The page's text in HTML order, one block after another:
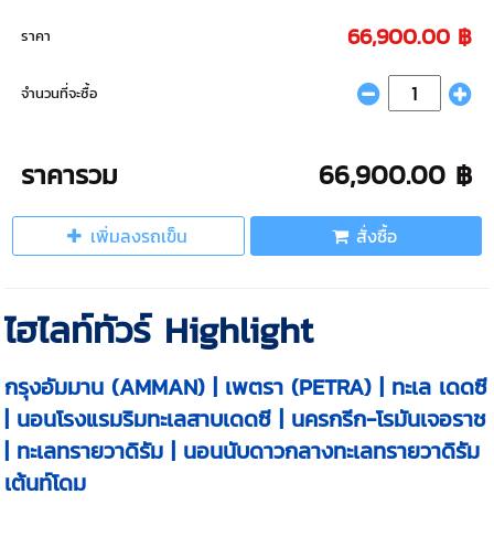
ราคา 66,900.00 ฿
จำนวนที่จะซื้อ
ราคารวม 66,900.00 ฿
เพิ่มลงรถเข็น สั่งซื้อ
ไฮไลท์ทัวร์ Highlight
กรุงอัมมาน (AMMAN) | เพตรา (PETRA) | ทะเล เดดซี
| นอนโรงแรมริมทะเลสาบเดดซี | นครกรีก-โรมันเจอราช
| ทะเลทรายวาดิรัม | นอนนับดาวกลางทะเลทรายวาดิรัม
เต้นท์โดม